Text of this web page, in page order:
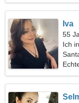
Iva
55
Ich